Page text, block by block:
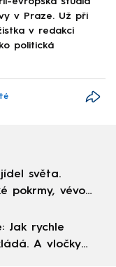
v Praze. Už při
v redakci
politická
světa.
pokrmy, vévodí
Jak rychle
A vločky